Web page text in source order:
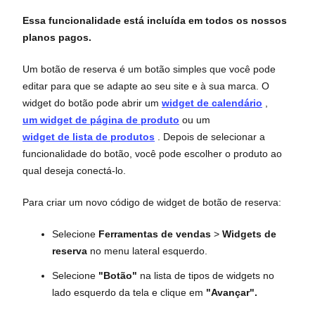
Essa funcionalidade está incluída em todos os nossos
planos pagos.
Um botão de reserva é um botão simples que você pode
editar para que se adapte ao seu site e à sua marca. O
widget do botão pode abrir um widget de calendário
um widget de página de produto ou um
widget de lista de produtos . Depois de selecionar a
funcionalidade do botão, você pode escolher o produto ao
qual deseja conectá-lo.
Para criar um novo código de widget de botão de reserva:
Selecione Ferramentas de vendas > Widgets de
reserva no menu lateral esquerdo.
Selecione "Botão" na lista de tipos de widgets no
lado esquerdo da tela e clique em "Avançar".